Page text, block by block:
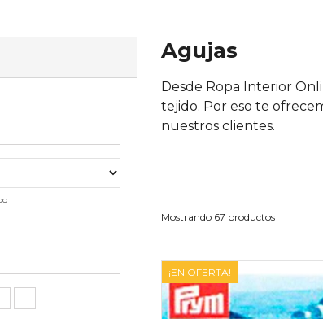
Agujas
Desde Ropa Interior
tejido. Por eso te
nuestros clientes.
Mostrando 67 productos
¡EN OFERTA!